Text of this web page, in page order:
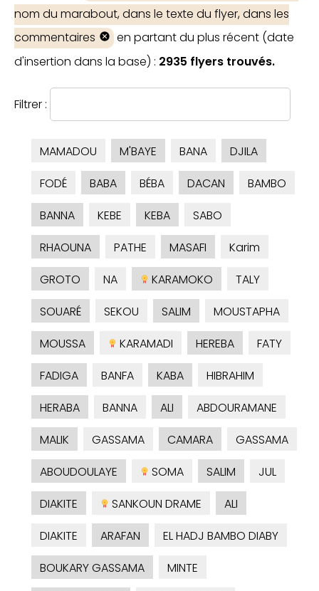
nom du marabout, dans le texte du flyer, dans les
commentaires
en partant du plus récent (date
d'insertion dans la base) : 2935 flyers trouvés.
Filtrer :
MAMADOU M'BAYE BANA
DJILA
FODÉ
BABA BÉBA DACAN
BAMBO
BANNA
KEBE KEBA
SABO
RHAOUNA
PATHE MASAFI
Karim
GROTO
NA KARAMOKO
TALY
SOUARÉ
SEKOU SALIM
MOUSTAPHA
MOUSSA
KARAMADI HEREBA
FATY
FADIGA
BANFA KABA
HIBRAHIM
HERABA
BANNA ALI
ABDOURAMANE
MALIK
GASSAMA CAMARA
GASSAMA
ABOUDOULAYE
SOMA SALIM
JUL
DIAKITE
SANKOUN DRAME
ALI
DIAKITE
ARAFAN
EL HADJ BAMBO DIABY
BOUKARY GASSAMA
MINTE